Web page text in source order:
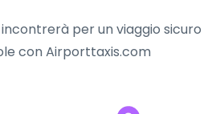
per un viaggio sicuro
con Airporttaxis.com